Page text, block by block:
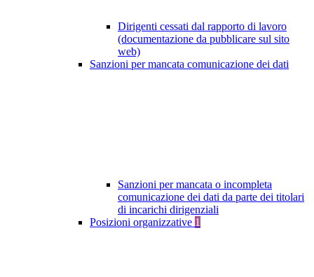
Dirigenti cessati dal rapporto di lavoro
(documentazione da pubblicare sul sito
web)
Sanzioni per mancata comunicazione dei dati
Sanzioni per mancata o incompleta
comunicazione dei dati da parte dei titolari
di incarichi dirigenziali
Posizioni organizzative 1